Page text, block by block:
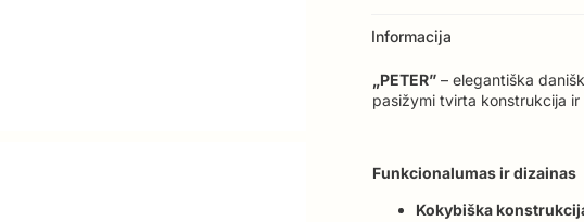
Informacija
„PETER” – elegantiška
pasižymi tvirta konstrukcija
Funkcionalumas ir dizainas
Kokybiška